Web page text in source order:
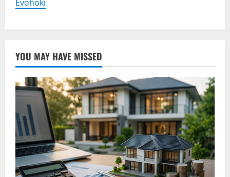
Evohoki
YOU MAY HAVE MISSED